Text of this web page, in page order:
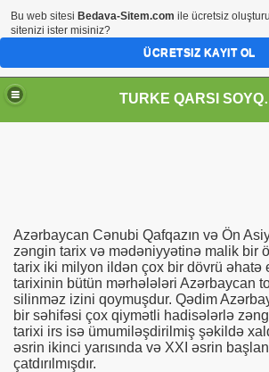
Azərbaycan Cənubi Qafqazın və Ön
zəngin tarix və mədəniyyətinə malik bir
tarix iki milyon ildən çox bir dövrü əhatə
tarixinin bütün mərhələləri Azərbaycan
silinməz izini qoymuşdur. Qədim
bir səhifəsi çox qiymətli hadisələrlə
tarixi irs isə ümumiləşdirilmiş şəkildə
əsrin ikinci yarısında və XXI əsrin
çatdırılmışdır.
Bu web sitesi Bedava-Sitem.com ile ücretsiz
sitenizi ister misiniz?
ÜCRETSIZ KAYIT OL